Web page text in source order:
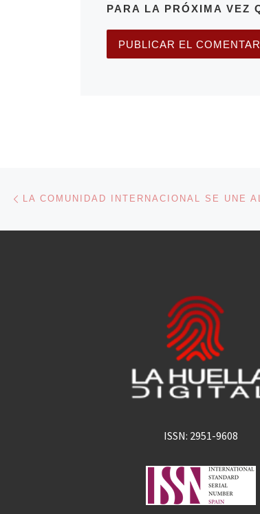
PARA LA PRÓXIMA VEZ
Navegación de entradas
ISSN: 2951-9608